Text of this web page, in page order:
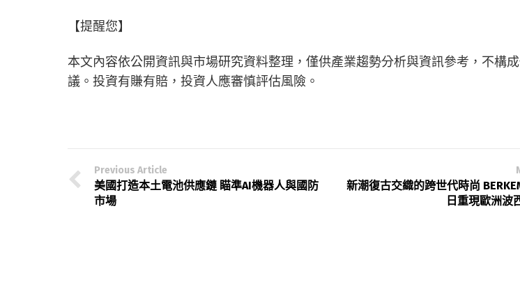
【提醒您】
本文內容依公開資訊與市場研究資料整理，僅供產業趨勢分析與資訊參考，不構
議。投資有賺有賠，投資人應審慎評估風險。
Previous Article
美國打造本土電池供應鏈 瞄準AI機器人與國防
市場
新潮復古交織的跨世代時尚
日重現歐洲波